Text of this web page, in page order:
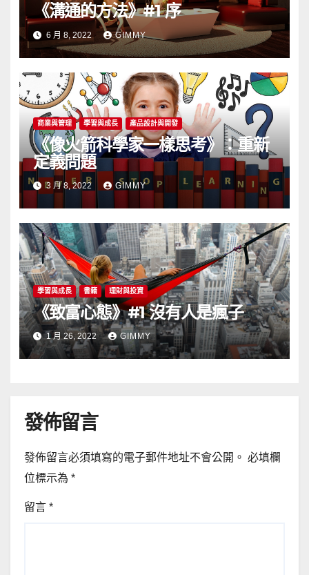
《溝通的方法》#1 序
6 月 8, 2022 GIMMY
商業與管理 學習與成長 產品設計與開發
《像火箭科學家一樣思考》：重新
定義問題
3 月 8, 2022 GIMMY
學習與成長 書籍 理財與投資
《致富心態》#1 沒有人是瘋子
1 月 26, 2022 GIMMY
發佈留言
發佈留言必須填寫的電子郵件地址不會公開。 必填欄
位標示為 *
留言 *